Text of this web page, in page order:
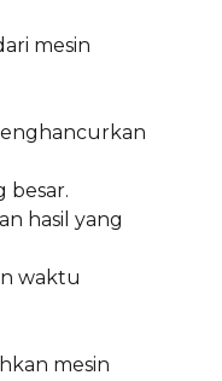
mesin
besar.
hasil yang
waktu
mesin